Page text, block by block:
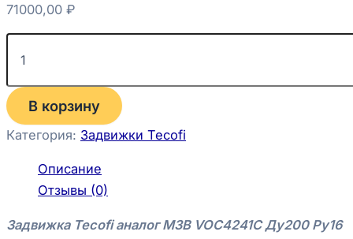
71000,00 ₽
В корзину
Категория: Задвижки Tecofi
Описание
Отзывы (0)
Задвижка Tecofi аналог МЗВ VOC4241C Ду200 Ру16